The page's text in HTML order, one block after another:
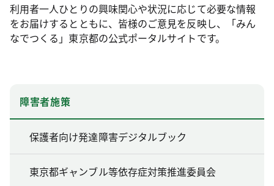
利用者一人ひとりの興味関心や状況に応じて必要な情報
をお届けするとともに、皆様のご意見を反映し、「みん
なでつくる」東京都の公式ポータルサイトです。
障害者施策
保護者向け発達障害デジタルブック
東京都ギャンブル等依存症対策推進委員会